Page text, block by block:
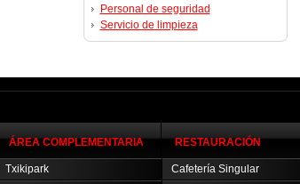
Personal de seguridad
Servicio de limpieza
ÁREA COMPLEMENTARIA
Txikipark
RESTAURACIÓN
Cafetería Singular